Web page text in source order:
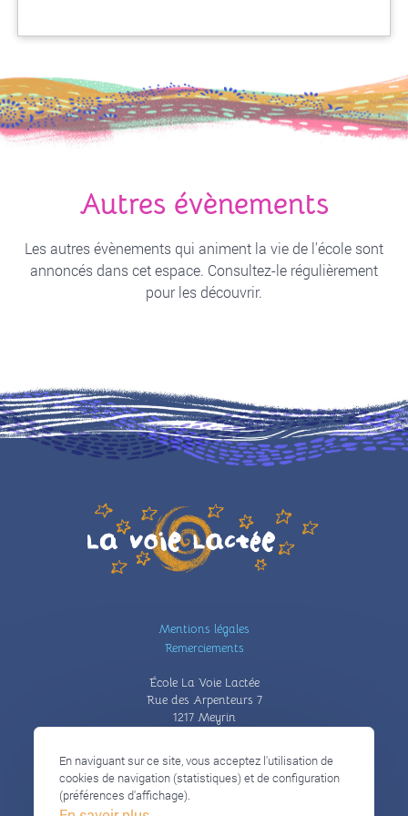
Autres évènements
Les autres évènements qui animent la vie de l'école sont
annoncés dans cet espace. Consultez-le régulièrement
pour les découvrir.
Illustration
Mentions légales
Remerciements
École La Voie Lactée
Rue des Arpenteurs 7
1217 Meyrin
ecole@lavoielactee.ch
©2025 Association La Voie Lactée
En naviguant sur ce site, vous acceptez l'utilisation de
cookies de navigation (statistiques) et de configuration
(préférences d'affichage).